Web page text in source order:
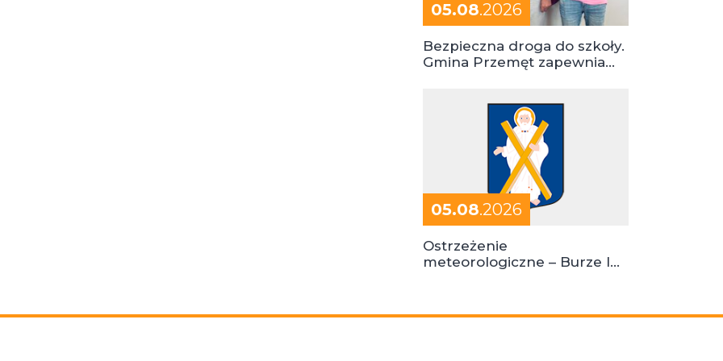
05.08.2026
Bezpieczna droga do szkoły.
Gmina Przemęt zapewnia
05.08.2026
Ostrzeżenie
meteorologiczne – Burze I